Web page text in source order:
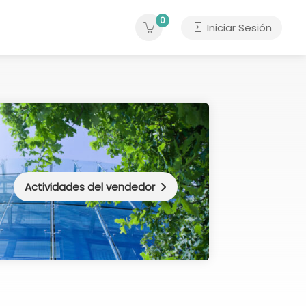
0
Iniciar Sesión
Actividades del vendedor